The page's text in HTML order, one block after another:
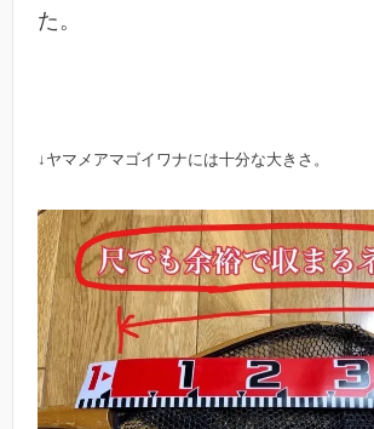
た。
↓ヤマメアマゴイワナには十分な大きさ。